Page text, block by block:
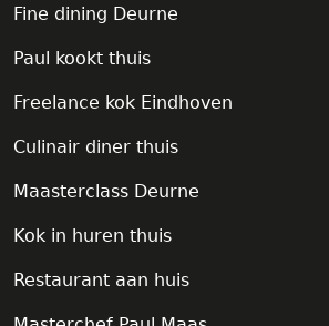
Fine dining Deurne
Paul kookt thuis
Freelance kok Eindhoven
Culinair diner thuis
Maasterclass Deurne
Kok in huren thuis
Restaurant aan huis